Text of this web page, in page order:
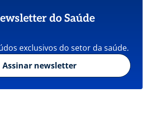
do Saúde
exclusivos do setor da saúde.
Assinar newsletter